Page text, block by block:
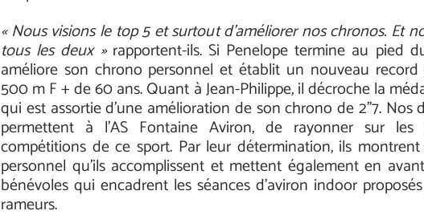
« Nous visions le top 5 et surtout d’améliorer nos chronos. Et
tous les deux » rapportent-ils. Si Penelope termine au pied
améliore son chrono personnel et établit un nouveau
500 m F + de 60 ans. Quant à Jean-Philippe, il décroche la
qui est assortie d’une amélioration de son chrono de 2’’7. Nos
permettent à l’AS Fontaine Aviron, de rayonner sur les
compétitions de ce sport. Par leur détermination, ils
personnel qu’ils accomplissent et mettent également en
bénévoles qui encadrent les séances d’aviron indoor
rameurs.